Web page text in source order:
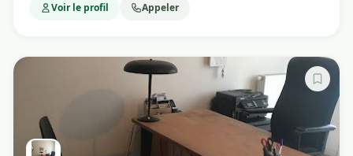
Voir le profil Appeler